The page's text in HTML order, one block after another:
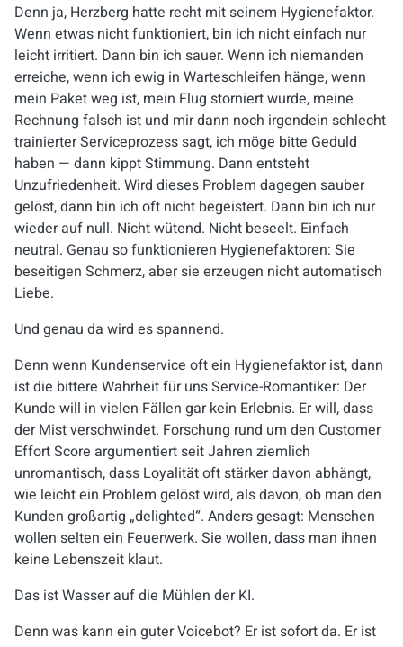
Denn ja, Herzberg hatte recht mit seinem Hygienefaktor.
Wenn etwas nicht funktioniert, bin ich nicht einfach nur
leicht irritiert. Dann bin ich sauer. Wenn ich niemanden
erreiche, wenn ich ewig in Warteschleifen hänge, wenn
mein Paket weg ist, mein Flug storniert wurde, meine
Rechnung falsch ist und mir dann noch irgendein schlecht
trainierter Serviceprozess sagt, ich möge bitte Geduld
haben — dann kippt Stimmung. Dann entsteht
Unzufriedenheit. Wird dieses Problem dagegen sauber
gelöst, dann bin ich oft nicht begeistert. Dann bin ich nur
wieder auf null. Nicht wütend. Nicht beseelt. Einfach
neutral. Genau so funktionieren Hygienefaktoren: Sie
beseitigen Schmerz, aber sie erzeugen nicht automatisch
Liebe.
Und genau da wird es spannend.
Denn wenn Kundenservice oft ein Hygienefaktor ist, dann
ist die bittere Wahrheit für uns Service-Romantiker: Der
Kunde will in vielen Fällen gar kein Erlebnis. Er will, dass
der Mist verschwindet. Forschung rund um den Customer
Effort Score argumentiert seit Jahren ziemlich
unromantisch, dass Loyalität oft stärker davon abhängt,
wie leicht ein Problem gelöst wird, als davon, ob man den
Kunden großartig „delighted“. Anders gesagt: Menschen
wollen selten ein Feuerwerk. Sie wollen, dass man ihnen
keine Lebenszeit klaut.
Das ist Wasser auf die Mühlen der KI.
Denn was kann ein guter Voicebot? Er ist sofort da. Er ist